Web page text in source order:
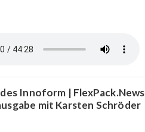
Innoform | FlexPack.News
mit Karsten Schröder